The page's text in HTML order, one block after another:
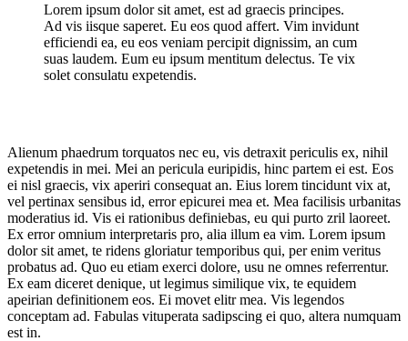
Lorem ipsum dolor sit amet, est ad graecis principes.
Ad vis iisque saperet. Eu eos quod affert. Vim invidunt
efficiendi ea, eu eos veniam percipit dignissim, an cum
suas laudem. Eum eu ipsum mentitum delectus. Te vix
solet consulatu expetendis.
Alienum phaedrum torquatos nec eu, vis detraxit periculis ex, nihil
expetendis in mei. Mei an pericula euripidis, hinc partem ei est. Eos
ei nisl graecis, vix aperiri consequat an. Eius lorem tincidunt vix at,
vel pertinax sensibus id, error epicurei mea et. Mea facilisis urbanitas
moderatius id. Vis ei rationibus definiebas, eu qui purto zril laoreet.
Ex error omnium interpretaris pro, alia illum ea vim. Lorem ipsum
dolor sit amet, te ridens gloriatur temporibus qui, per enim veritus
probatus ad. Quo eu etiam exerci dolore, usu ne omnes referrentur.
Ex eam diceret denique, ut legimus similique vix, te equidem
apeirian definitionem eos. Ei movet elitr mea. Vis legendos
conceptam ad. Fabulas vituperata sadipscing ei quo, altera numquam
est in.